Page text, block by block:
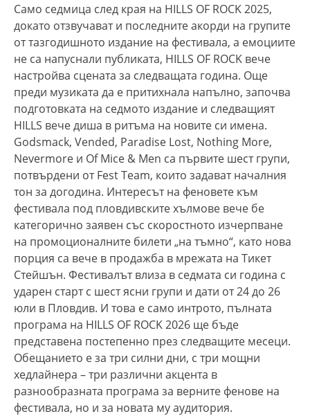
Само седмица след края на HILLS OF ROCK 2025,
докато отзвучават и последните акорди на групите
от тазгодишното издание на фестивала, а емоциите
не са напуснали публиката, HILLS OF ROCK вече
настройва сцената за следващата година. Още
преди музиката да е притихнала напълно, започва
подготовката на седмото издание и следващият
HILLS вече диша в ритъма на новите си имена.
Godsmack, Vended, Paradise Lost, Nothing More,
Nevermore и Of Mice & Men са първите шест групи,
потвърдени от Fest Team, които задават началния
тон за догодина. Интересът на феновете към
фестивала под пловдивските хълмове вече бе
категорично заявен със скоростното изчерпване
на промоционалните билети „на тъмно“, като нова
порция са вече в продажба в мрежата на Тикет
Стейшън. Фестивалът влиза в седмата си година с
ударен старт с шест ясни групи и дати от 24 до 26
юли в Пловдив. И това е само интрото, пълната
програма на HILLS OF ROCK 2026 ще бъде
представена постепенно през следващите месеци.
Обещанието е за три силни дни, с три мощни
хедлайнера – три различни акцента в
разнообразната програма за верните фенове на
фестивала, но и за новата му аудитория.